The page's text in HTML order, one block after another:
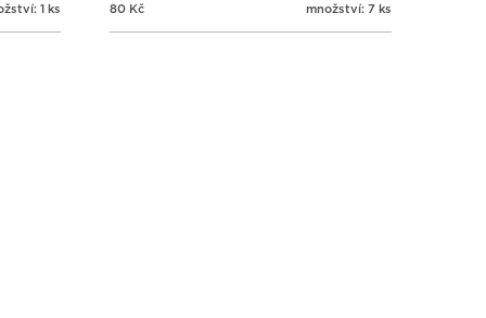
1 ks 80 Kč množství: 7 ks